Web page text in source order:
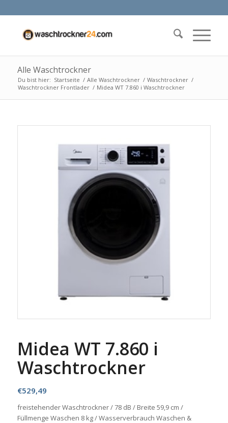
Alle Waschtrockner
Du bist hier: Startseite / Alle Waschtrockner / Waschtrockner /
Waschtrockner Frontlader / Midea WT 7.860 i Waschtrockner
Midea WT 7.860 i
Waschtrockner
€529,49
freistehender Waschtrockner / 78 dB / Breite 59,9 cm /
Füllmenge Waschen 8 kg / Wasserverbrauch Waschen &